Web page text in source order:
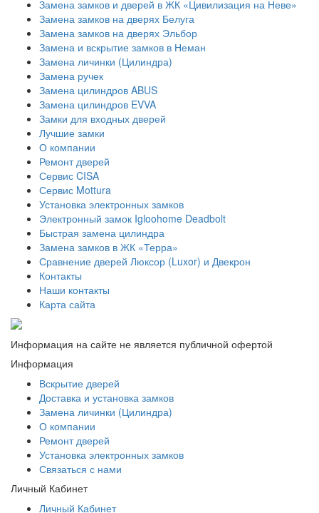
Замена замков и дверей в ЖК «Цивилизация на Неве»
Замена замков на дверях Белуга
Замена замков на дверях Эльбор
Замена и вскрытие замков в Неман
Замена личинки (Цилиндра)
Замена ручек
Замена цилиндров ABUS
Замена цилиндров EVVA
Замки для входных дверей
Лучшие замки
О компании
Ремонт дверей
Сервис CISA
Сервис Mottura
Установка электронных замков
Электронный замок Igloohome Deadbolt
​Быстрая замена цилиндра
Замена замков в ЖК «Терра»
Сравнение дверей Люксор (Luxor) и Двекрон
Контакты
Наши контакты
Карта сайта
Информация на сайте не является публичной офертой
Информация
Вскрытие дверей
Доставка и установка замков
Замена личинки (Цилиндра)
О компании
Ремонт дверей
Установка электронных замков
Связаться с нами
Личный Кабинет
Личный Кабинет